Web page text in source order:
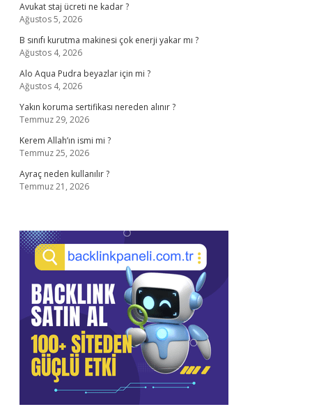
Avukat staj ücreti ne kadar ?
Ağustos 5, 2026
B sınıfı kurutma makinesi çok enerji yakar mı ?
Ağustos 4, 2026
Alo Aqua Pudra beyazlar için mi ?
Ağustos 4, 2026
Yakın koruma sertifikası nereden alınır ?
Temmuz 29, 2026
Kerem Allah’ın ismi mi ?
Temmuz 25, 2026
Ayraç neden kullanılır ?
Temmuz 21, 2026